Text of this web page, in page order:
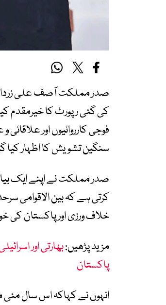
صدر مملکت آصف علی
کی گئی رپورٹ کا خیرمقدم
فوجی کارروائیوں اور
سنگین تشویش کا اظہار کیا
صدر مملکت نے اپنے ایک
کرتی ہے کہ بین الاقوامی
خلاف ورزی اور پاکستان کی
مزید پڑھیں:بھارتی اور
پاکستان
انہوں نے کہاکہ اس سال مئی